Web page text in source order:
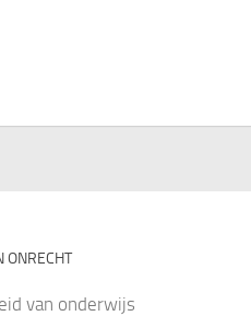
ONRECHT
van onderwijs